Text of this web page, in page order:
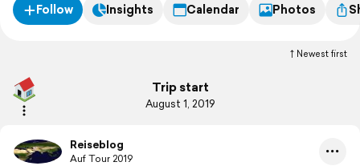
Follow Insights Calendar Photos
Newest first
Trip start
August 1, 2019
Reiseblog
Auf Tour 2019